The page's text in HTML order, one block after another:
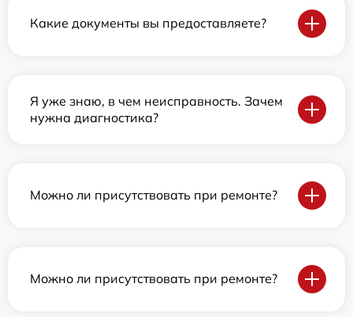
Какие документы вы предоставляете?
Я уже знаю, в чем неисправность. Зачем
нужна диагностика?
Можно ли присутствовать при ремонте?
Можно ли присутствовать при ремонте?